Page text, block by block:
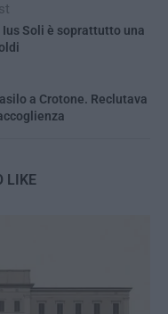
Soli è soprattutto una
a Crotone. Reclutava
LIKE